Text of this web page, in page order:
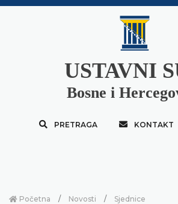
USTAVNI
Bosne i
PRETRAGA KONTAKT
Početna Novosti Sjednice